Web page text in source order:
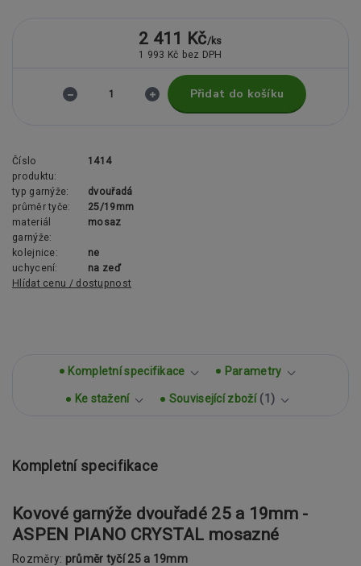
2 411 Kč/ks
1 993 Kč bez DPH
Přidat do košíku
Číslo
produktu:
1414
typ garnýže:
dvouřadá
průměr tyče:
25/19mm
materiál
garnýže:
mosaz
kolejnice:
ne
uchycení:
na zeď
Hlídat cenu / dostupnost
Kompletní specifikace Parametry
Ke stažení Související zboží 1
Kompletní specifikace
Kovové garnýže dvouřadé 25 a 19mm -
ASPEN PIANO CRYSTAL mosazné
Rozměry: průměr tyčí 25 a 19mm